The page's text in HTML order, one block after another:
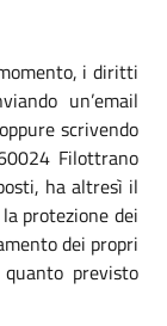
i diritti
un’email
scrivendo
Filottrano
ha altresì il
protezione dei
dei propri
previsto